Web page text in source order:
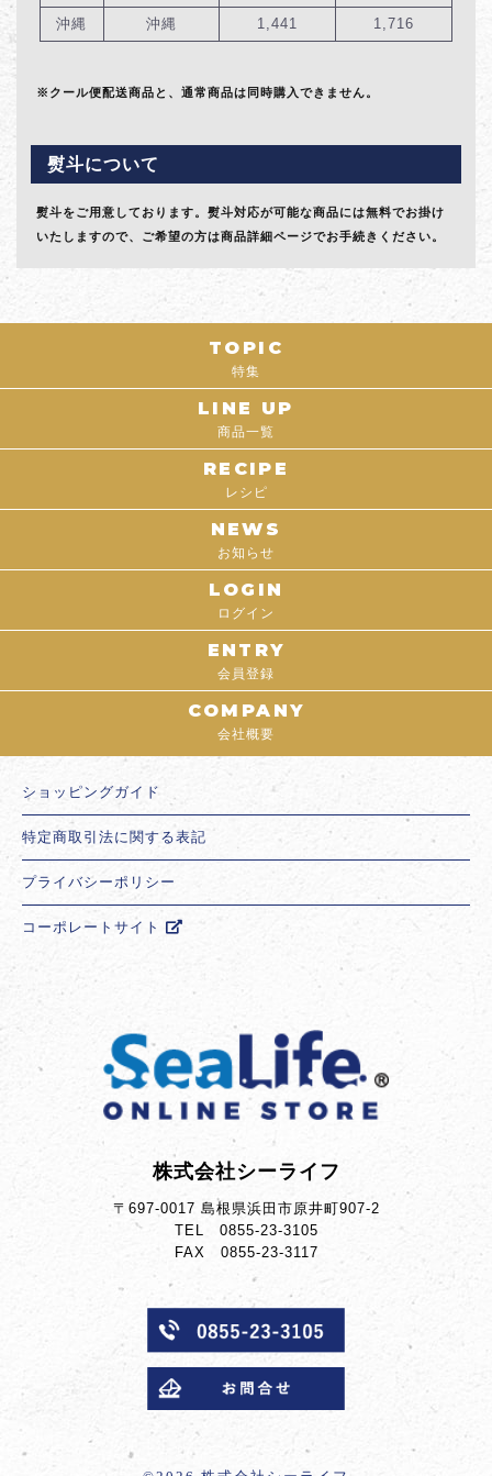
沖縄 沖縄 1,441 1,716
※クール便配送商品と、通常商品は同時購入できません。
熨斗について
熨斗をご用意しております。熨斗対応が可能な商品には無料でお掛け
いたしますので、ご希望の方は商品詳細ページでお手続きください。
TOPIC
特集
LINE UP
商品一覧
RECIPE
レシピ
NEWS
お知らせ
LOGIN
ログイン
ENTRY
会員登録
COMPANY
会社概要
ショッピングガイド
特定商取引法に関する表記
プライバシーポリシー
コーポレートサイト
株式会社シーライフ
〒697-0017 島根県浜田市原井町907-2
TEL 0855-23-3105
FAX 0855-23-3117